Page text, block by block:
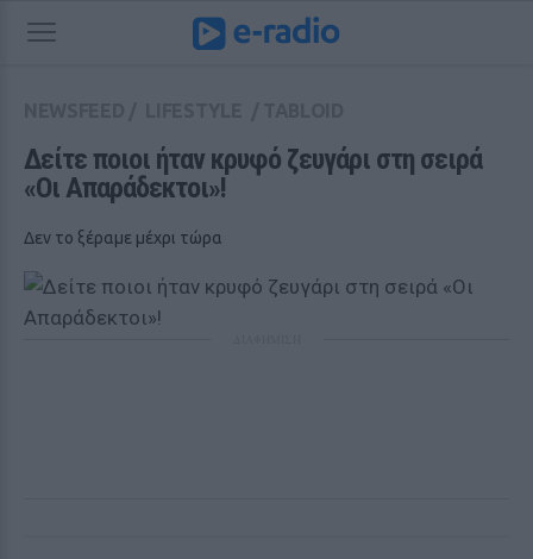
Δείτε ποιοι ήταν κρυφό ζευγάρι στη σειρά
«Οι Απαράδεκτοι»!
Δεν το ξέραμε μέχρι τώρα